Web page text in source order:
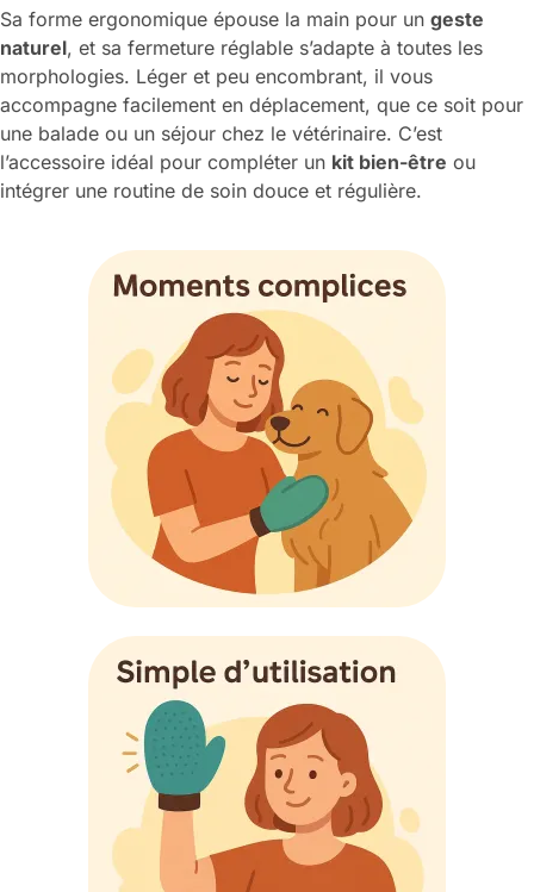
Sa forme ergonomique épouse la main pour un geste
naturel, et sa fermeture réglable s’adapte à toutes les
morphologies. Léger et peu encombrant, il vous
accompagne facilement en déplacement, que ce soit pour
une balade ou un séjour chez le vétérinaire. C’est
l’accessoire idéal pour compléter un kit bien-être ou
intégrer une routine de soin douce et régulière.